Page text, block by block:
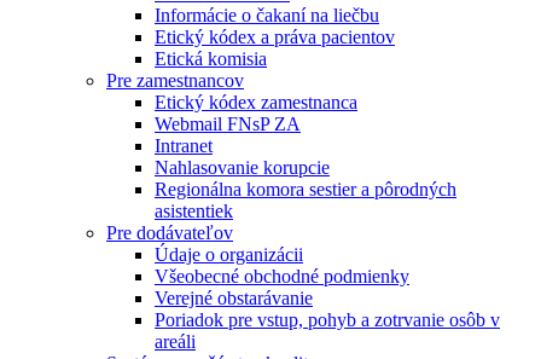
Informácie o čakaní na liečbu
Etický kódex a práva pacientov
Etická komisia
Pre zamestnancov
Etický kódex zamestnanca
Webmail FNsP ZA
Intranet
Nahlasovanie korupcie
Regionálna komora sestier a pôrodných
asistentiek
Pre dodávateľov
Údaje o organizácii
Všeobecné obchodné podmienky
Verejné obstarávanie
Poriadok pre vstup, pohyb a zotrvanie osôb v
areáli